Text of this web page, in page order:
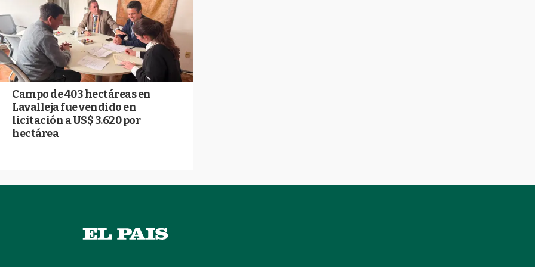
Campo de 403 hectáreas en
Lavalleja fue vendido en
licitación a US$ 3.620 por
hectárea